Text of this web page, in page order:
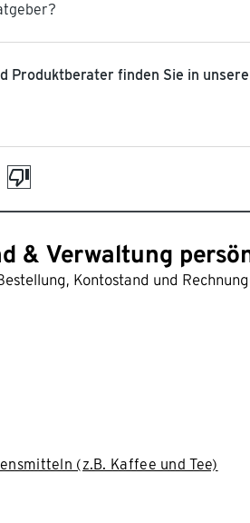
Produktberater finden Sie in
& Verwaltung
Kontostand und
(z.B. Kaffee und Tee)